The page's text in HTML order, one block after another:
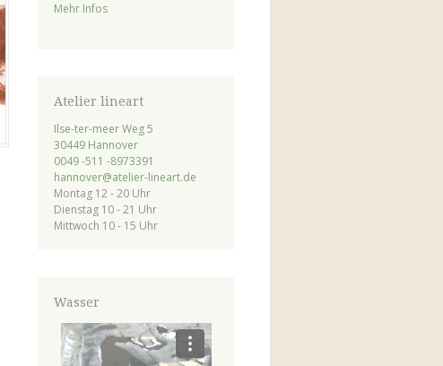
Mehr Infos
Atelier lineart
Ilse-ter-meer Weg 5
30449 Hannover
0049 -511 -8973391
hannover@atelier-lineart.de
Montag 12 - 20 Uhr
Dienstag 10 - 21 Uhr
Mittwoch 10 - 15 Uhr
Wasser